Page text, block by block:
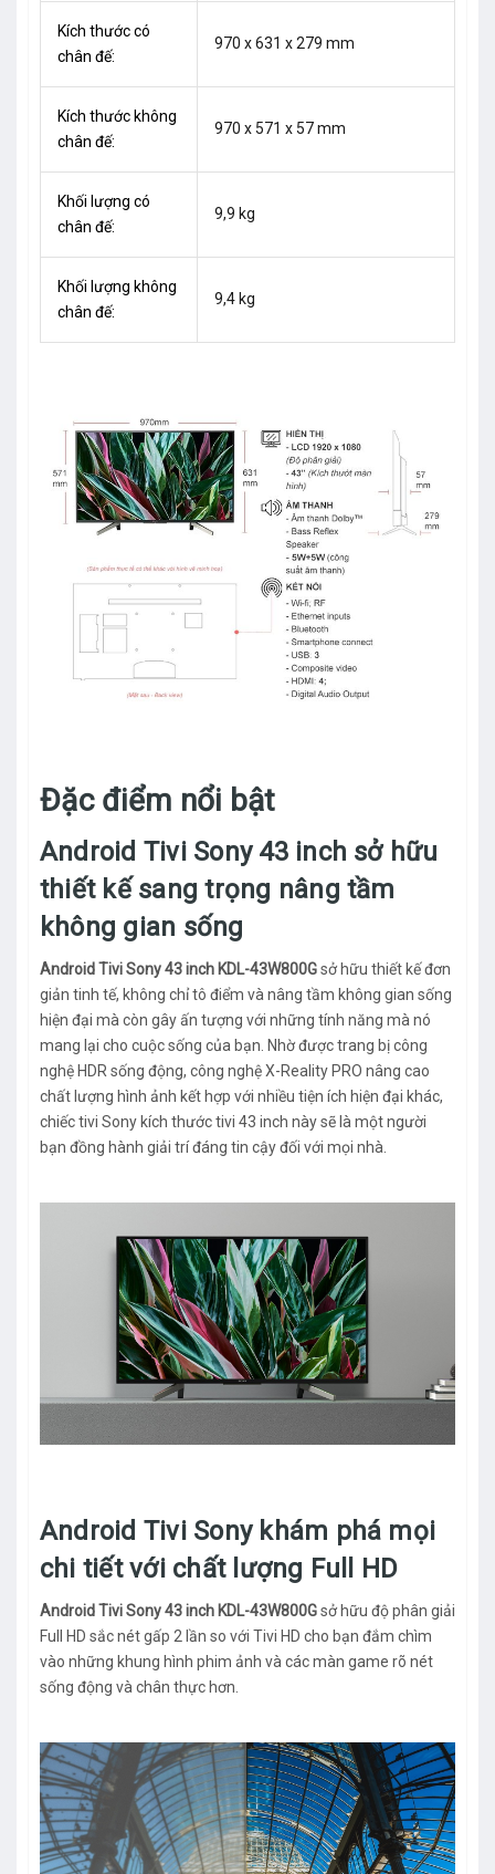
Kích thước có
chân đế:
970 x 631 x 279 mm
Kích thước không
chân đế:
970 x 571 x 57 mm
Khối lượng có
chân đế:
9,9 kg
Khối lượng không
chân đế:
9,4 kg
Đặc điểm nổi bật
Android Tivi Sony 43 inch sở hữu
thiết kế sang trọng nâng tầm
không gian sống
Android Tivi Sony 43 inch KDL-43W800Gsở hữu thiết kế đơn
giản tinh tế, không chỉ tô điểm và nâng tầm không gian sống
hiện đại mà còn gây ấn tượng với những tính năng mà nó
mang lại cho cuộc sống của bạn. Nhờ được trang bị công
nghệ HDR sống động, công nghệ X-Reality PRO nâng cao
chất lượng hình ảnh kết hợp với nhiều tiện ích hiện đại khác,
chiếc tivi Sony kích thước tivi 43 inch này sẽ là một người
bạn đồng hành giải trí đáng tin cậy đối với mọi nhà.
Android Tivi Sony khám phá mọi
chi tiết với chất lượng Full HD
Android Tivi Sony 43 inch KDL-43W800Gsở hữu độ phân giải
Full HD sắc nét gấp 2 lần so với Tivi HD cho bạn đắm chìm
vào những khung hình phim ảnh và các màn game rõ nét
sống động và chân thực hơn.